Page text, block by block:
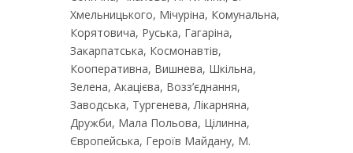
Хмельницького, Мічуріна, Комунальна,
Корятовича, Руська, Гагаріна,
Закарпатська, Космонавтів,
Кооперативна, Вишнева, Шкільна,
Зелена, Акацієва, Возз’єднання,
Заводська, Тургенева, Лікарняна,
Дружби, Мала Польова, Цілинна,
Європейська, Героїв Майдану, М.